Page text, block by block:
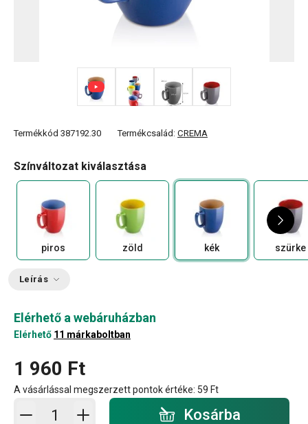
Termékkód 387192.30 Termékcsalád: CREMA
Színváltozat kiválasztása
piros zöld kék szürke
Leírás
Elérhető a webáruházban
Elérhető 11 márkaboltban
1 960 Ft
A vásárlással megszerzett pontok értéke: 59 Ft
Kosárba - mennyiség Kosárba